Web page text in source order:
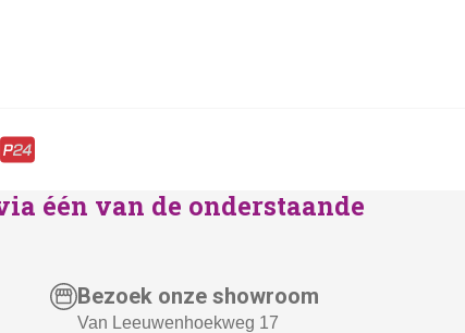
één van de onderstaande
Bezoek onze showroom
Van Leeuwenhoekweg 17